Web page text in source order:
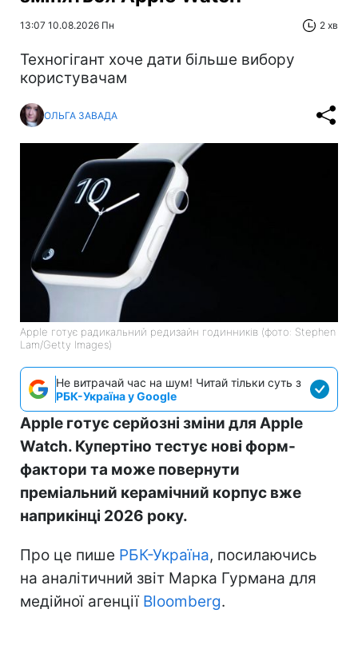
13:07 10.08.2026 Пн 2 хв
Техногігант хоче дати більше вибору
користувачам
ОЛЬГА ЗАВАДА
Apple готує радикальний редизайн годинників (фото: Stephen
Lam/Getty Images)
Не витрачай час на шум! Читай тільки суть з
РБК-Україна у Google
Apple готує серйозні зміни для Apple
Watch. Купертіно тестує нові форм-
фактори та може повернути
преміальний керамічний корпус вже
наприкінці 2026 року.
Про це пише РБК-Україна, посилаючись
на аналітичний звіт Марка Гурмана для
медійної агенції Bloomberg.